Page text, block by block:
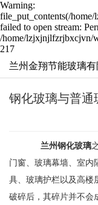
Warning:
file_put_contents(/
failed to open stream:
/home/lzjxjnjlfzrjbxcjvn/
217
兰州金翔节能玻璃有
钢化玻璃与普通
兰州钢化玻璃
门窗、玻璃幕墙、室内
具、玻璃护栏以及高楼
破碎后，其碎片并不会